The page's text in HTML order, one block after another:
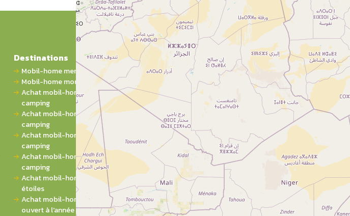
Destinations
Mobil-home mer
Mobil-home montagne
Achat mobil-home 1 chambre sur
camping
Achat mobil-home 2 chambres sur
camping
Achat mobil-home 3 chambres sur
camping
Achat mobil-home 4 chambres sur
camping
Achat mobil-home sur camping 5
étoiles
Achat mobil-home sur camping
ouvert à l'année
A propos
Qui sommes-nous ?
Actualités
Nos partenaires
Notre réseau
Nos campings
Blog
Espace revendeur